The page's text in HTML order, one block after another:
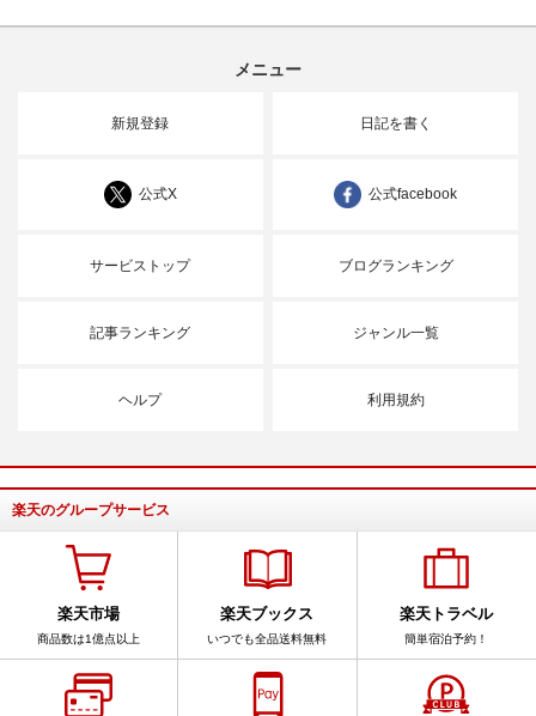
メニュー
新規登録 日記を書く
公式X 公式facebook
サービストップ ブログランキング
記事ランキング ジャンル一覧
ヘルプ 利用規約
楽天のグループサービス
楽天市場
商品数は1億点以上
楽天ブックス
いつでも全品送料無料
楽天トラベル
簡単宿泊予約！